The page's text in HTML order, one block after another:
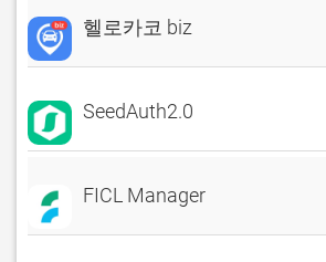
헬로카코 biz
SeedAuth2.0
FICL Manager